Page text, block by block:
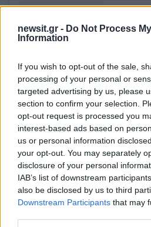
newsit.gr - Do Not Process
Information
If you wish to opt-out of the sale,
processing of your personal or
targeted advertising by us, please
section to confirm your selection.
opt-out request is processed you
interest-based ads based on
us or personal information
your opt-out. You may separately
disclosure of your personal
IAB’s list of downstream
also be disclosed by us to third
Downstream Participants that may
Η δημοσίευση κοινοποιήθηκε από
“He cannot hoop.”
Giannis on Shams.
pic.twitter.com/
— Milwaukee Bucks
February 14, 2026